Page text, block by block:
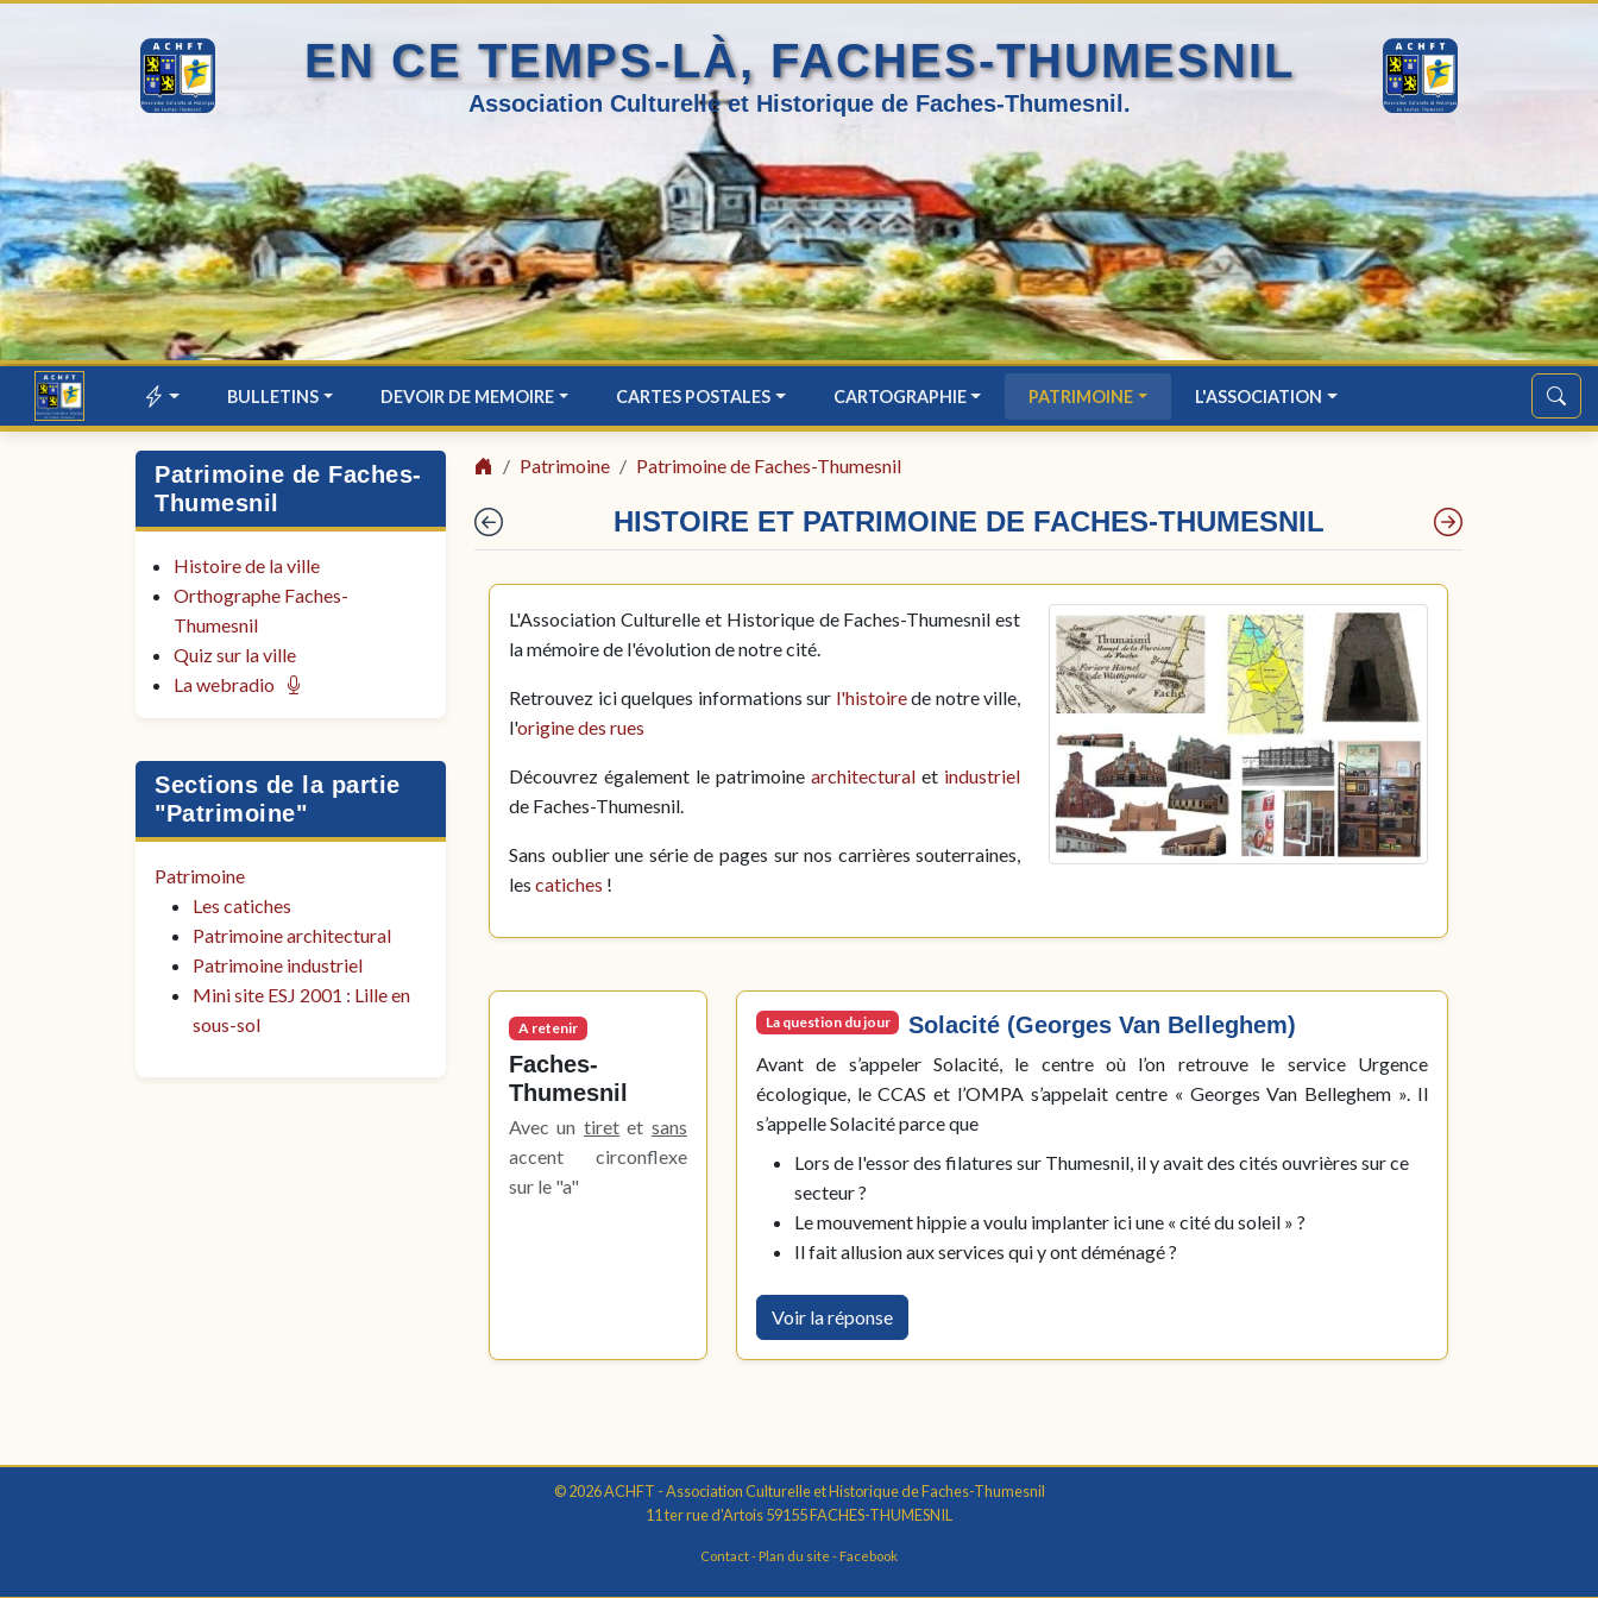
EN CE TEMPS-LÀ, FACHES-THUMESNIL
Association Culturelle et Historique de Faches-Thumesnil.
BULLETINS DEVOIR DE MEMOIRE CARTES POSTALES CARTOGRAPHIE PATRIMOINE L'ASSOCIATION
Patrimoine de Faches-
Thumesnil
Histoire de la ville
Orthographe Faches-
Thumesnil
Quiz sur la ville
La webradio
Sections de la partie
"Patrimoine"
Patrimoine
Les catiches
Patrimoine architectural
Patrimoine industriel
Mini site ESJ 2001 : Lille en
sous-sol
Patrimoine Patrimoine de Faches-Thumesnil
HISTOIRE ET PATRIMOINE DE FACHES-THUMESNIL
L'Association Culturelle et Historique de Faches-Thumesnil est
la mémoire de l'évolution de notre cité.
Retrouvez ici quelques informations sur l'histoirede notre ville,
l'origine des rues
Découvrez également le patrimoinearchitectural et industriel
de Faches-Thumesnil.
Sans oublier une série de pages sur nos carrières souterraines,
les catiches !
A retenir
Faches-
Thumesnil
Avec un tiretet sans
accent circonflexe
sur le "a"
La question du jour Solacité (Georges Van Belleghem)
Avant de s’appeler Solacité, le centre où l’on retrouve le service Urgence
écologique, le CCAS et l’OMPA s’appelait centre « Georges Van Belleghem ». Il
s’appelle Solacité parce que
Lors de l'essor des filatures sur Thumesnil, il y avait des cités ouvrières sur ce
secteur ?
Le mouvement hippie a voulu implanter ici une « cité du soleil » ?
Il fait allusion aux services qui y ont déménagé ?
Voir la réponse
© 2026 ACHFT - Association Culturelle et Historique de Faches-Thumesnil
11 ter rue d'Artois 59155 FACHES-THUMESNIL
Contact- Plan du site - Facebook